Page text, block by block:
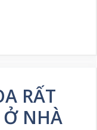
RẤT
NHÀ